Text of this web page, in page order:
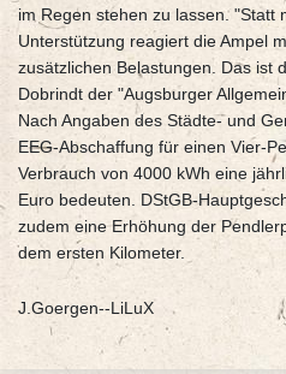
im Regen stehen zu lassen. "Statt
Unterstützung reagiert die Ampel
zusätzlichen Belastungen. Das ist
Dobrindt der "Augsburger
Nach Angaben des Städte- und
EEG-Abschaffung für einen Vier-
Verbrauch von 4000 kWh eine
Euro bedeuten. DStGB-
zudem eine Erhöhung der
dem ersten Kilometer.
J.Goergen--LiLuX